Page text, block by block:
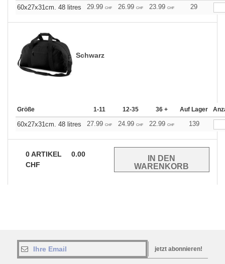
60x27x31cm. 48 litres 29.99 CHF 26.99 CHF 23.99 CHF 29
Schwarz
Größe 1-11 12-35 36 + Auf Lager
60x27x31cm. 48 litres 27.99 CHF 24.99 CHF 22.99 CHF 139
0ARTIKEL
0.00
CHF
jetzt abonnieren!